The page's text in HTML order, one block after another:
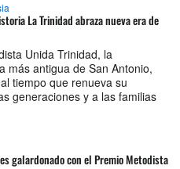
La Trinidad abraza nueva era de
Unida Trinidad, la
más antigua de San Antonio,
tiempo que renueva su
generaciones y a las familias
galardonado con el Premio Metodista